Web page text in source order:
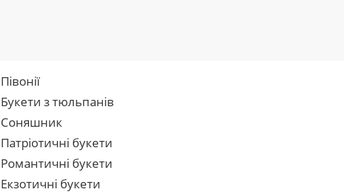
Півонії
Букети з тюльпанів
Соняшник
Патріотичні букети
Романтичні букети
Екзотичні букети